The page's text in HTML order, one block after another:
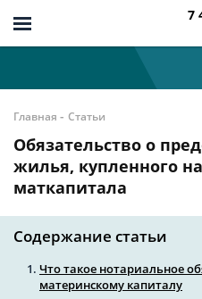
7
Главная - Статьи
Обязательство о
жилья, купленного
маткапитала
Содержание статьи
Что такое нотариальное
материнскому капиталу